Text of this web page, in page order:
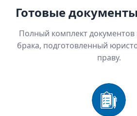
Готовые
Полный комплект
брака, подготовленный
праву.